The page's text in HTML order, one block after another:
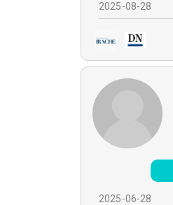
2025-08-28
2025-06-28